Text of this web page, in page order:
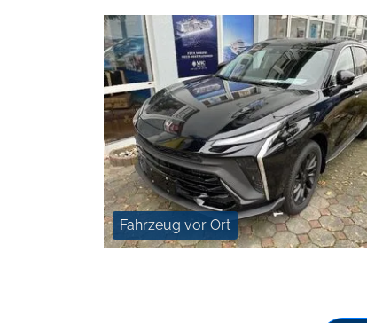
Fahrzeug vor Ort